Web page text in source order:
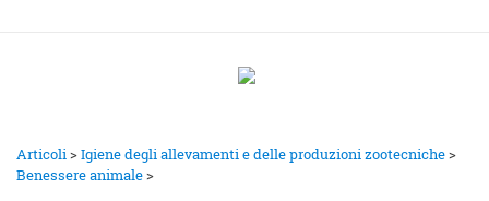
Articoli>Igiene degli allevamenti e delle produzioni zootecniche>
Benessere animale>